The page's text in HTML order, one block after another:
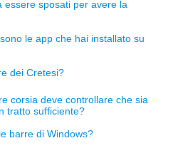
essere sposati per avere la
le app che hai installato su
dei Cretesi?
corsia deve controllare che sia
tratto sufficiente?
barre di Windows?